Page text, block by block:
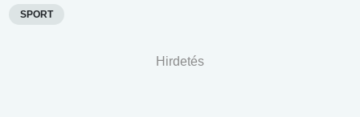
SPORT
Hirdetés